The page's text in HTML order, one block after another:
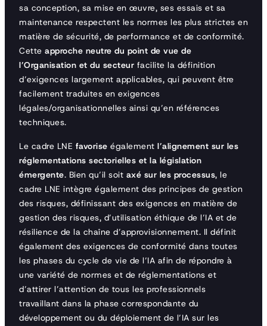
sa conception, sa mise en œuvre, ses essais et sa
maintenance respectent les normes les plus strictes en
matière de sécurité, de performance et de conformité.
Cette approche neutre du point de vue de
l’Organisation et du secteur facilite la définition
d’exigences largement applicables, qui peuvent être
facilement traduites en exigences
légales/organisationnelles ainsi qu’en références
techniques.
Le cadre LNE favorise également l’alignement sur les
réglementations sectorielles et la législation
émergente. Bien qu’il soit axé sur les processus, le
cadre LNE intègre également des principes de gestion
des risques, définissant des exigences en matière de
gestion des risques, d’utilisation éthique de l’IA et de
résilience de la chaîne d’approvisionnement. Il définit
également des exigences de conformité dans toutes
les phases du cycle de vie de l’IA afin de répondre à
une variété de normes et de réglementations et
d’attirer l’attention de tous les professionnels
travaillant dans la phase correspondante du
développement ou du déploiement de l’IA sur les